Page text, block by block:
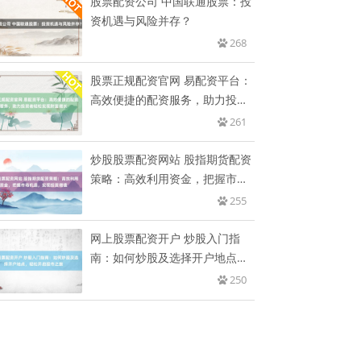
资机遇与风险并存？
268
股票正规配资官网 易配资平台：
高效便捷的配资服务，助力投资
261
炒股股票配资网站 股指期货配资
策略：高效利用资金，把握市场
255
网上股票配资开户 炒股入门指
南：如何炒股及选择开户地点，
250